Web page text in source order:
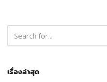
เรื่องล่าสุด